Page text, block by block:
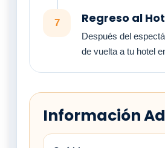
7 Regreso al
Después del
de vuelta a tu hotel
Información